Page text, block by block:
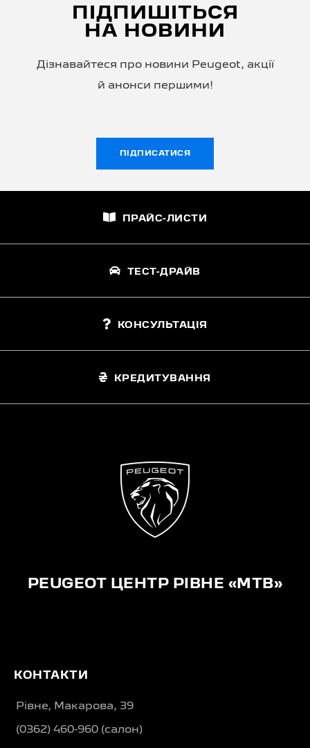
ПІДПИШІТЬСЯ
НА НОВИНИ
Дізнавайтеся про новини Peugeot, акції
й анонси першими!
ПІДПИСАТИСЯ
ПРАЙС-ЛИСТИ
ТЕСТ-ДРАЙВ
КОНСУЛЬТАЦІЯ
КРЕДИТУВАННЯ
PEUGEOT ЦЕНТР РІВНЕ «МТВ»
КОНТАКТИ
Рівне, Макарова, 39
(0362) 460-960 (салон)